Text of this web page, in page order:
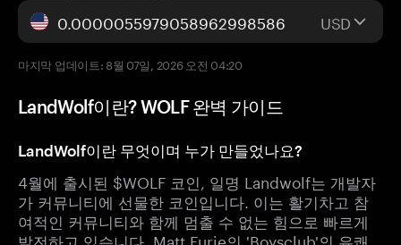
USD
마지막 업데이트: 8월 07일, 2026 오전 04:20
LandWolf이란? WOLF 완벽 가이드
LandWolf이란 무엇이며 누가 만들었나요?
4월에 출시된 $WOLF 코인, 일명 Landwolf는 개발자
가 커뮤니티에 선물한 코인입니다. 이는 활기차고 참
여적인 커뮤니티와 함께 멈출 수 없는 힘으로 빠르게
발전하고 있습니다. Matt Furie의 'Boysclub'의 유쾌